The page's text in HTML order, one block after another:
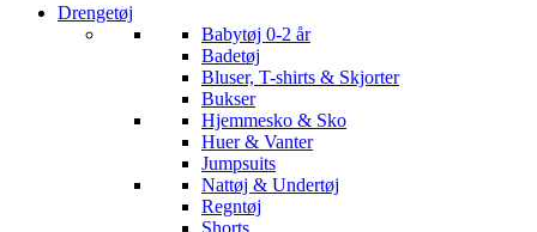
Drengetøj
Babytøj 0-2 år
Badetøj
Bluser, T-shirts & Skjorter
Bukser
Hjemmesko & Sko
Huer & Vanter
Jumpsuits
Nattøj & Undertøj
Regntøj
Shorts